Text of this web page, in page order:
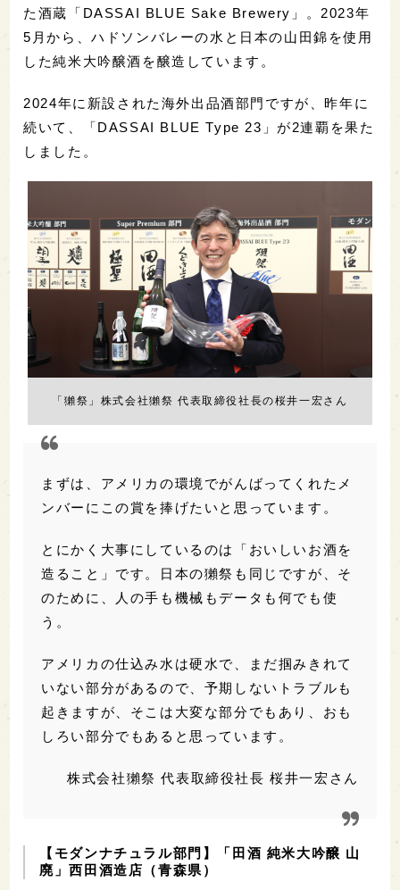
た酒蔵「DASSAI BLUE Sake Brewery」。2023年
5月から、ハドソンバレーの水と日本の山田錦を使用
した純米大吟醸酒を醸造しています。
2024年に新設された海外出品酒部門ですが、昨年に
続いて、「DASSAI BLUE Type 23」が2連覇を果た
しました。
「獺祭」株式会社獺祭 代表取締役社長の桜井一宏さん
まずは、アメリカの環境でがんばってくれたメ
ンバーにこの賞を捧げたいと思っています。
とにかく大事にしているのは「おいしいお酒を
造ること」です。日本の獺祭も同じですが、そ
のために、人の手も機械もデータも何でも使
う。
アメリカの仕込み水は硬水で、まだ掴みきれて
いない部分があるので、予期しないトラブルも
起きますが、そこは大変な部分でもあり、おも
しろい部分でもあると思っています。
株式会社獺祭 代表取締役社長 桜井一宏さん
【モダンナチュラル部門】「田酒 純米大吟醸 山
廃」西田酒造店（青森県）